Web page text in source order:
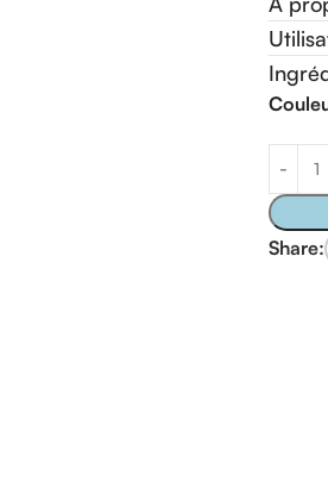
Share: